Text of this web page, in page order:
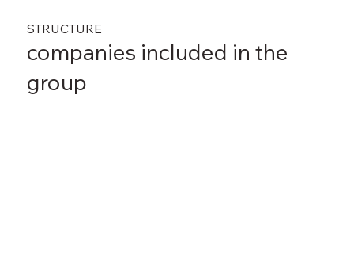
STRUCTURE
companies included in the
group